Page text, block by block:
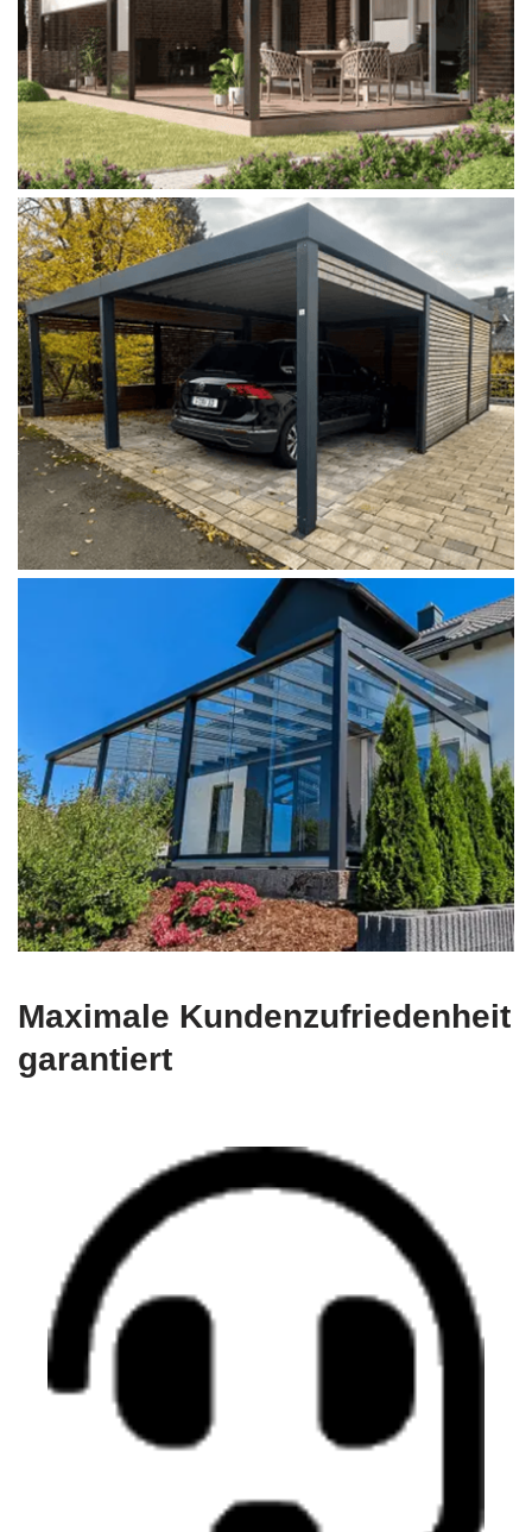
Maximale Kundenzufriedenheit
garantiert